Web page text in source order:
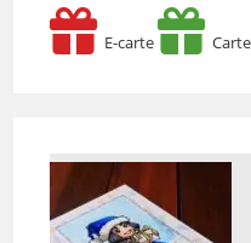
E-carte Carte